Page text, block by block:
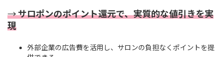
→サロポンのポイント還元で、実質的な値引きを実
現
外部企業の広告費を活用し、サロンの負担なくポイントを提